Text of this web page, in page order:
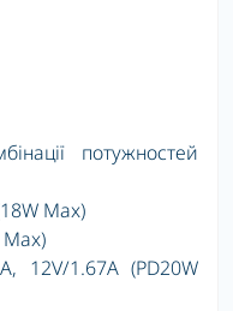
потужностей
Max)
12V/1.67А (PD20W